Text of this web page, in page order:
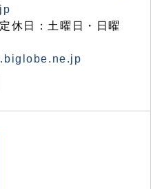
休日：土曜日・日曜